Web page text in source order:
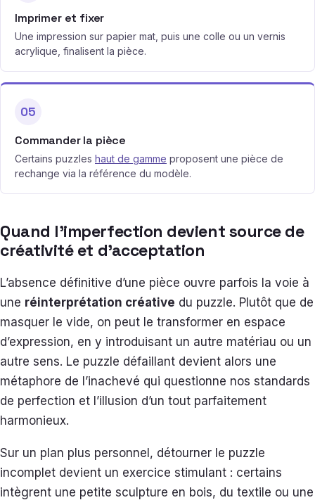
Imprimer et fixer
Une impression sur papier mat, puis une colle ou un vernis
acrylique, finalisent la pièce.
05
Commander la pièce
Certains puzzles haut de gamme proposent une pièce de
rechange via la référence du modèle.
Quand l’imperfection devient source de
créativité et d’acceptation
L’absence définitive d’une pièce ouvre parfois la voie à
une réinterprétation créative du puzzle. Plutôt que de
masquer le vide, on peut le transformer en espace
d’expression, en y introduisant un autre matériau ou un
autre sens. Le puzzle défaillant devient alors une
métaphore de l’inachevé qui questionne nos standards
de perfection et l’illusion d’un tout parfaitement
harmonieux.
Sur un plan plus personnel, détourner le puzzle
incomplet devient un exercice stimulant : certains
intègrent une petite sculpture en bois, du textile ou une